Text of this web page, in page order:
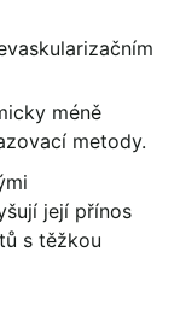
méně
metody.
její přínos
s těžkou